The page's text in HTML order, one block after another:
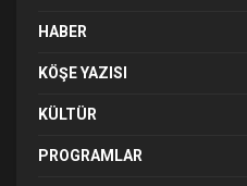
HABER
KÖŞE YAZISI
KÜLTÜR
PROGRAMLAR